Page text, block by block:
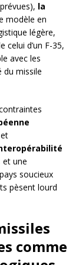
la
modèle en
légère,
celui d’un F-35,
avec les
du missile
et une
soucieux
pèsent lourd
comme